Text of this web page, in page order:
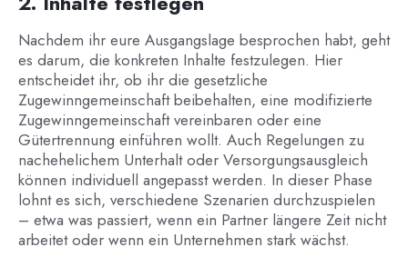
Nachdem ihr eure Ausgangslage besprochen habt, geht
es darum, die konkreten Inhalte festzulegen. Hier
entscheidet ihr, ob ihr die gesetzliche
Zugewinngemeinschaft beibehalten, eine modifizierte
Zugewinngemeinschaft vereinbaren oder eine
Gütertrennung einführen wollt. Auch Regelungen zu
nachehelichem Unterhalt oder Versorgungsausgleich
können individuell angepasst werden. In dieser Phase
lohnt es sich, verschiedene Szenarien durchzuspielen
– etwa was passiert, wenn ein Partner längere Zeit nicht
arbeitet oder wenn ein Unternehmen stark wächst.